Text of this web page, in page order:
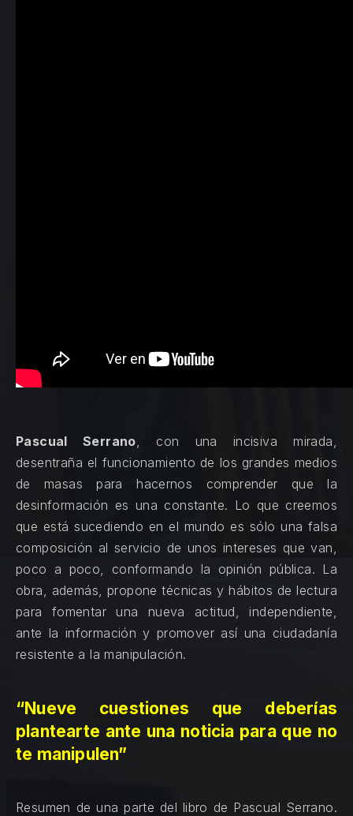
Pascual Serrano, con una incisiva mirada,
desentraña el funcionamiento de los grandes medios
de masas para hacernos comprender que la
desinformación es una constante. Lo que creemos
que está sucediendo en el mundo es sólo una falsa
composición al servicio de unos intereses que van,
poco a poco, conformando la opinión pública. La
obra, además, propone técnicas y hábitos de lectura
para fomentar una nueva actitud, independiente,
ante la información y promover así una ciudadanía
resistente a la manipulación.
“Nueve cuestiones que deberías
plantearte ante una noticia para que no
te manipulen”
Resumen de una parte del libro de Pascual Serrano.